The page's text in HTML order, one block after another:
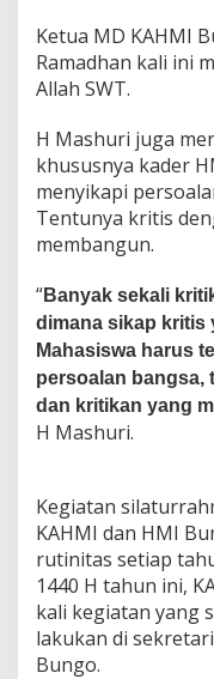
Ketua MD KAHMI
Ramadhan kali ini
Allah SWT.
H Mashuri juga
khususnya kader
menyikapi
Tentunya kritis
membangun.
“Banyak sekali
dimana sikap kritis
Mahasiswa harus
persoalan bangsa,
dan kritikan yang
H Mashuri.
Kegiatan
KAHMI dan HMI
rutinitas setiap
1440 H tahun ini,
kali kegiatan yang
lakukan di
Bungo.